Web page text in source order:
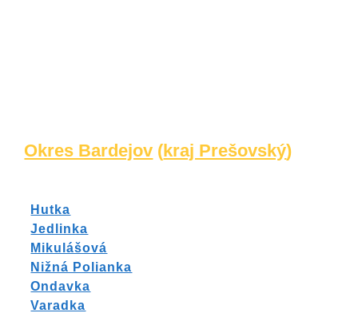
Okres Bardejov (kraj Prešovský)
Hutka
Jedlinka
Mikulášová
Nižná Polianka
Ondavka
Varadka